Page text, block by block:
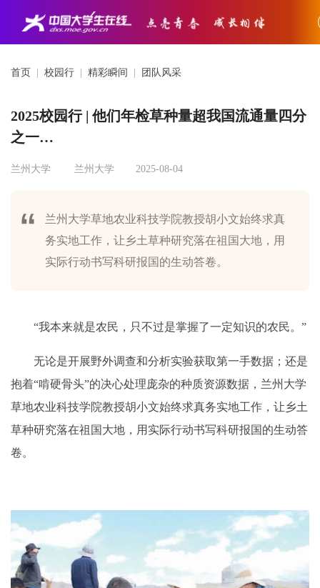
首页 校园行 精彩瞬间 团队风采
2025校园行 | 他们年检草种量超我国流通量四分
之一…
兰州大学 兰州大学 2025-08-04
兰州大学草地农业科技学院教授胡小文始终求真
务实地工作，让乡土草种研究落在祖国大地，用
实际行动书写科研报国的生动答卷。
“我本来就是农民，只不过是掌握了一定知识的农民。”
无论是开展野外调查和分析实验获取第一手数据；还是
抱着“啃硬骨头”的决心处理庞杂的种质资源数据，兰州大学
草地农业科技学院教授胡小文始终求真务实地工作，让乡土
草种研究落在祖国大地，用实际行动书写科研报国的生动答
卷。